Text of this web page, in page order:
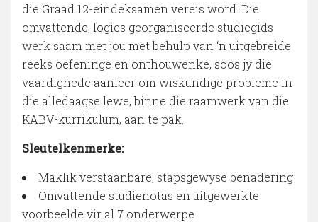
die Graad 12-eindeksamen vereis word. Die
omvattende, logies georganiseerde studiegids
werk saam met jou met behulp van ‘n uitgebreide
reeks oefeninge en onthouwenke, soos jy die
vaardighede aanleer om wiskundige probleme in
die alledaagse lewe, binne die raamwerk van die
KABV-kurrikulum, aan te pak.
Sleutelkenmerke:
Maklik verstaanbare, stapsgewyse benadering
Omvattende studienotas en uitgewerkte
voorbeelde vir al 7 onderwerpe